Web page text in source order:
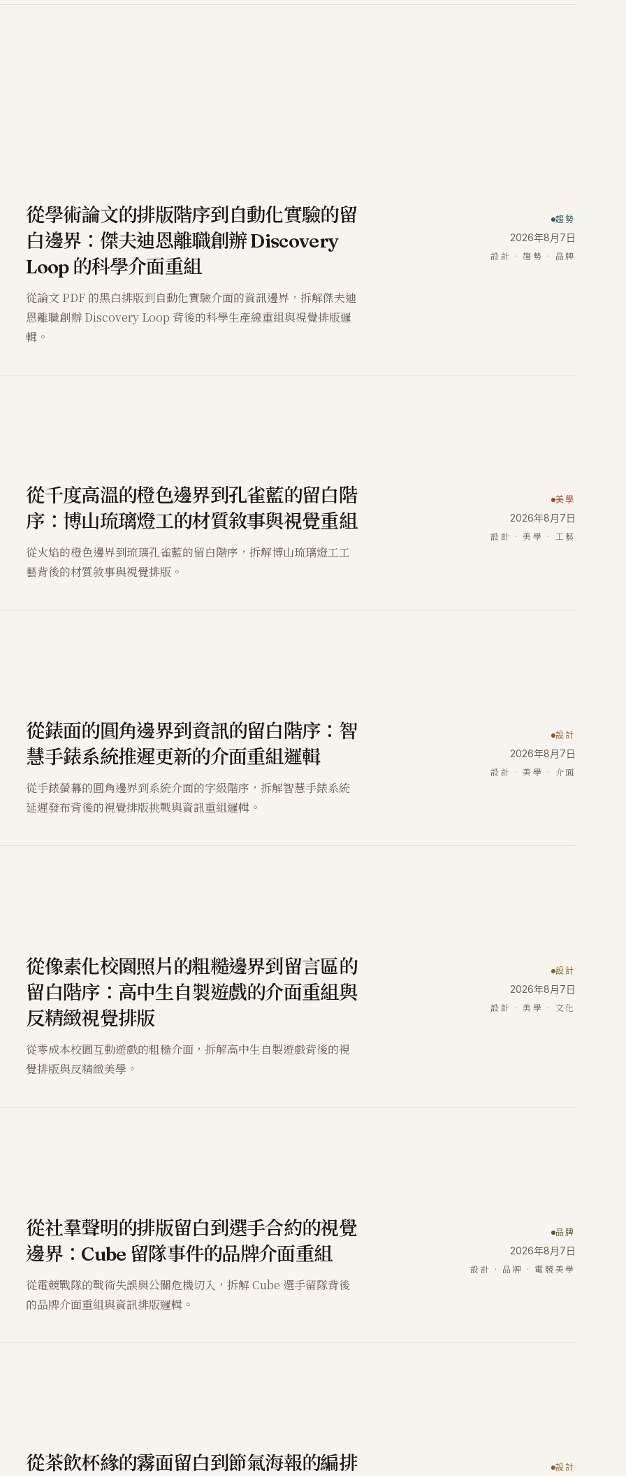
從學術論文的排版階序到自動化實驗的留
白邊界：傑夫迪恩離職創辦 Discovery
Loop 的科學介面重組
從論文 PDF 的黑白排版到自動化實驗介面的資訊邊界，拆解傑夫迪
恩離職創辦 Discovery Loop 背後的科學生產線重組與視覺排版邏
輯。
趨勢
2026年8月7日
設計 · 趨勢 · 品牌
從千度高溫的橙色邊界到孔雀藍的留白階
序：博山琉璃燈工的材質敘事與視覺重組
從火焰的橙色邊界到琉璃孔雀藍的留白階序，拆解博山琉璃燈工工
藝背後的材質敘事與視覺排版。
美學
2026年8月7日
設計 · 美學 · 工藝
從錶面的圓角邊界到資訊的留白階序：智
慧手錶系統推遲更新的介面重組邏輯
從手錶螢幕的圓角邊界到系統介面的字級階序，拆解智慧手錶系統
延遲發布背後的視覺排版挑戰與資訊重組邏輯。
設計
2026年8月7日
設計 · 美學 · 介面
從像素化校園照片的粗糙邊界到留言區的
留白階序：高中生自製遊戲的介面重組與
反精緻視覺排版
從零成本校園互動遊戲的粗糙介面，拆解高中生自製遊戲背後的視
覺排版與反精緻美學。
設計
2026年8月7日
設計 · 美學 · 文化
從社羣聲明的排版留白到選手合約的視覺
邊界：Cube 留隊事件的品牌介面重組
從電競戰隊的戰術失誤與公關危機切入，拆解 Cube 選手留隊背後
的品牌介面重組與資訊排版邏輯。
品牌
2026年8月7日
設計 · 品牌 · 電競美學
從茶飲杯緣的霧面留白到節氣海報的編排
設計